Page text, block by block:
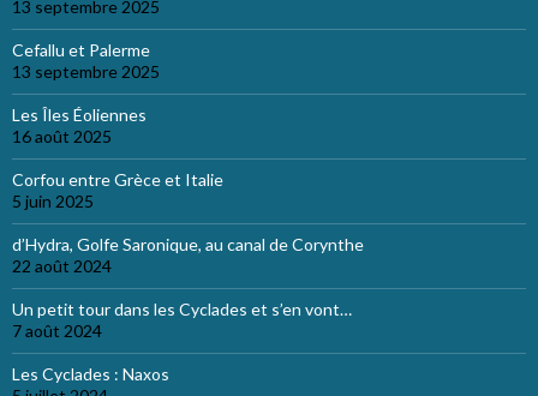
13 septembre 2025
Cefallu et Palerme
13 septembre 2025
Les Îles Éoliennes
16 août 2025
Corfou entre Grèce et Italie
5 juin 2025
d’Hydra, Golfe Saronique, au canal de Corynthe
22 août 2024
Un petit tour dans les Cyclades et s’en vont…
7 août 2024
Les Cyclades : Naxos